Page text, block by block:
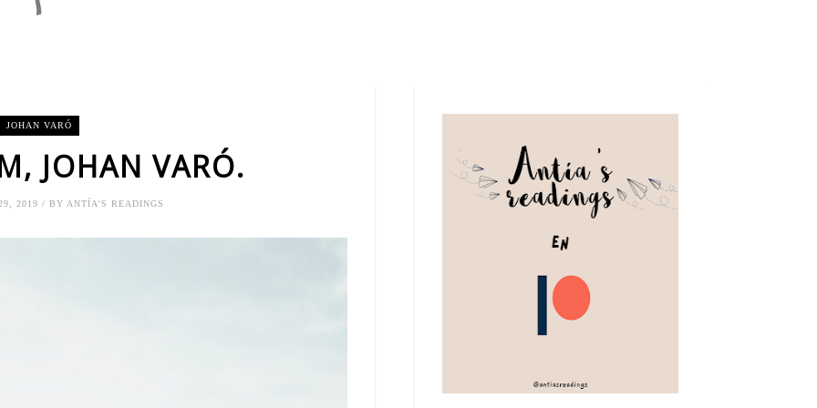
JOHAN VARÓ
JOHAN VARÓ.
2019 / BY ANTÍA'S READINGS